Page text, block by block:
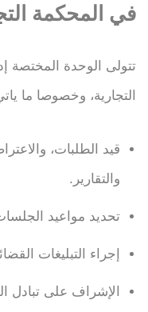
في المحكمة
تتولى الوحدة المختصة
التجارية، وخصوصا ما
قيد الطلبات،
والتقارير.
تحديد مواعيد
إجراء التبليغات
الإشراف على تبادل